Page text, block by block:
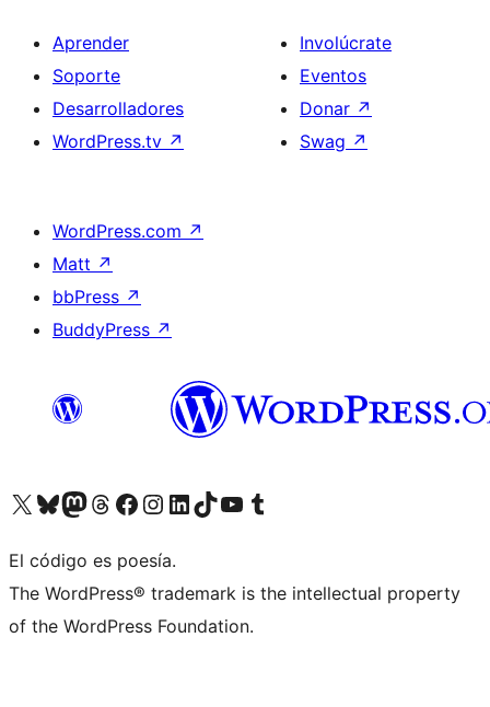
Aprender
Soporte
Desarrolladores
WordPress.tv ↗
Involúcrate
Eventos
Donar ↗
Swag ↗
WordPress.com ↗
Matt ↗
bbPress ↗
BuddyPress ↗
Visita nuestra cuenta de X (anteriormente Twitter)
Visita nuestra cuenta de Bluesky
Visita nuestra cuenta de Mastodon
Visita nuestra cuenta de Threads
Visita nuestra página de Facebook
Visita nuestra cuenta de Instagram
Visita nuestra cuenta de LinkedIn
Visita nuestra cuenta de TikTok
Visita nuestro canal de YouTube
Visita nuestra cuenta de Tumblr
El código es poesía.
The WordPress® trademark is the intellectual property
of the WordPress Foundation.